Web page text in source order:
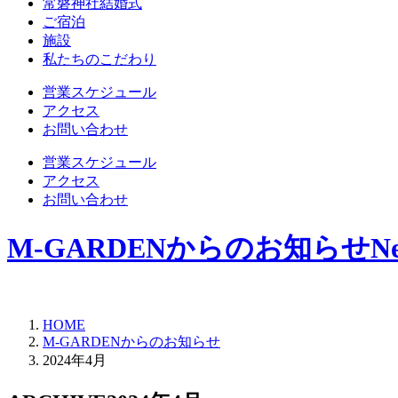
常磐神社結婚式
ご宿泊
施設
私たちのこだわり
営業スケジュール
アクセス
お問い合わせ
営業スケジュール
アクセス
お問い合わせ
M-GARDENからのお知らせ
HOME
M-GARDENからのお知らせ
2024年4月